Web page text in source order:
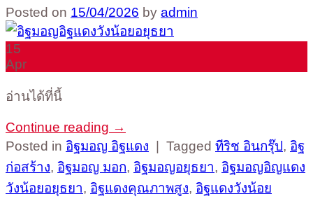
Posted on 15/04/2026 by admin
15
Apr
อ่านได้ที่นี้
Continue reading →
Posted in อิฐมอญ อิฐแดง Tagged ทีริช อินกรุ๊ป, อิฐ
ก่อสร้าง, อิฐมอญ มอก, อิฐมอญอยุธยา, อิฐมอญอิญแดง
วังน้อยอยุธยา, อิฐแดงคุณภาพสูง, อิฐแดงวังน้อย